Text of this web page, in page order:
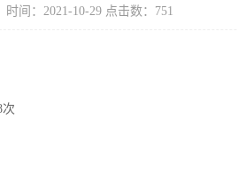
时间：2021-10-29 点击数： 751
次